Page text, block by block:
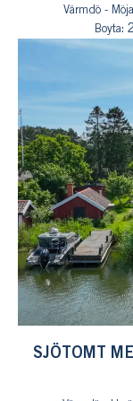
Värmdö -
Boyta:
SJÖTOMT